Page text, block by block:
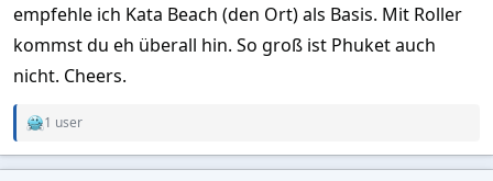
empfehle ich Kata Beach (den Ort) als Basis. Mit Roller
kommst du eh überall hin. So groß ist Phuket auch
nicht. Cheers.
R
1 user